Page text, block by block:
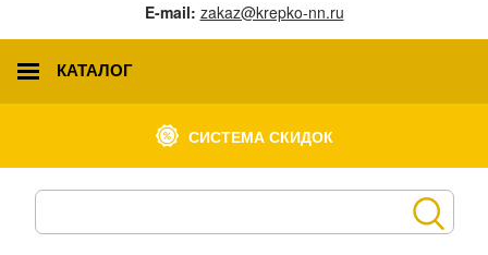
E-mail: zakaz@krepko-nn.ru
КАТАЛОГ
СИСТЕМА СКИДОК